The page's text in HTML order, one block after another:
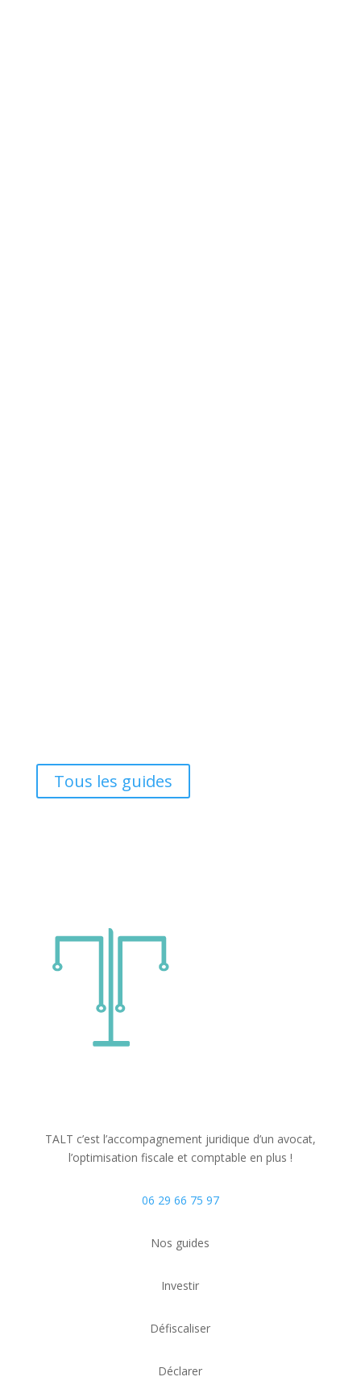
Tous les guides
TALT c’est l’accompagnement juridique d’un avocat,
l’optimisation fiscale et comptable en plus !
06 29 66 75 97
Nos guides
Investir
Défiscaliser
Déclarer